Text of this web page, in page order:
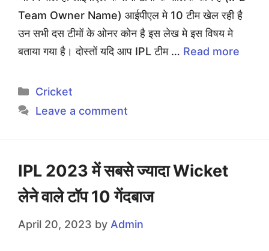
Team Owner Name) आईपीएल मे 10 टीम खेल रही है
उन सभी दस टीमों के ओनर कोन है इस लेख मे इस विषय मे
बताया गया है। दोस्तों यदि आप IPL टीम … Read more
Categories
Cricket
Leave a comment
IPL 2023 में सबसे ज्यादा Wicket
लेने वाले टॉप 10 गेंदबाज
April 20, 2023 by Admin